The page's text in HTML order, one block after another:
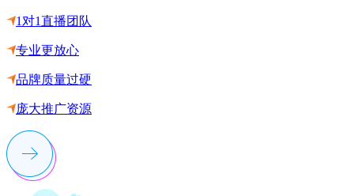
1对1直播团队
专业更放心
品牌质量过硬
庞大推广资源